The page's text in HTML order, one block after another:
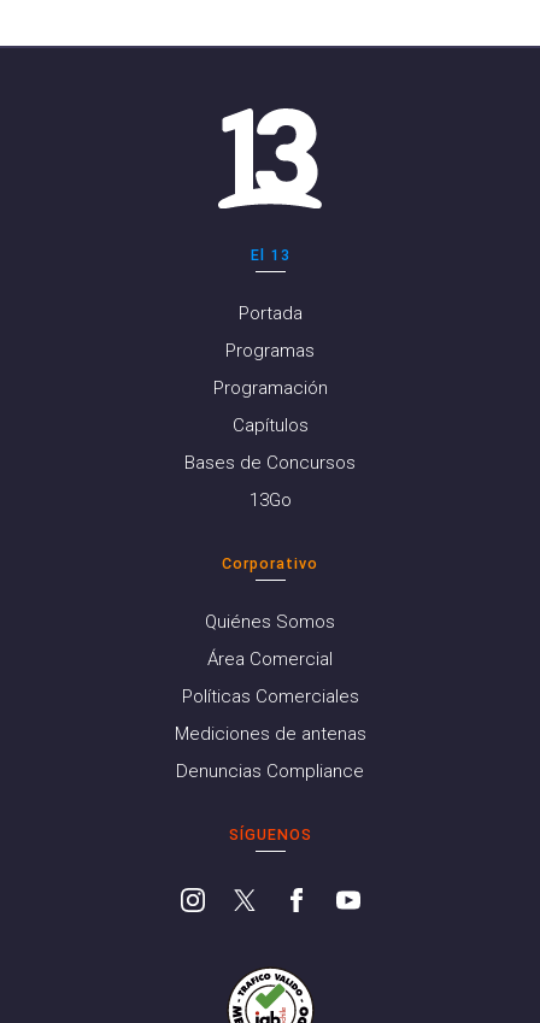
El 13
Portada
Programas
Programación
Capítulos
Bases de Concursos
13Go
Corporativo
Quiénes Somos
Área Comercial
Políticas Comerciales
Mediciones de antenas
Denuncias Compliance
SÍGUENOS